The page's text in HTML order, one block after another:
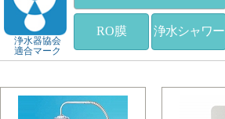
浄水器協会
適合マーク
RO膜 浄水シャワー